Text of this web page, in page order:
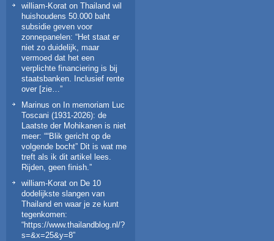
william-Korat on Thailand wil
huishoudens 50.000 baht
subsidie geven voor
zonnepanelen: “Het staat er
niet zo duidelijk, maar
vermoed dat het een
verplichte financiering is bij
staatsbanken. Inclusief rente
over [zie… ”
Marinus on In memoriam Luc
Toscani (1931-2026): de
Laatste der Mohikanen is niet
meer: ““Blik gericht op de
volgende bocht” Dit is wat me
treft als ik dit artikel lees.
Rijden, geen finish.”
william-Korat on De 10
dodelijkste slangen van
Thailand en waar je ze kunt
tegenkomen:
“https://www.thailandblog.nl/?
s=&x=25&y=8”